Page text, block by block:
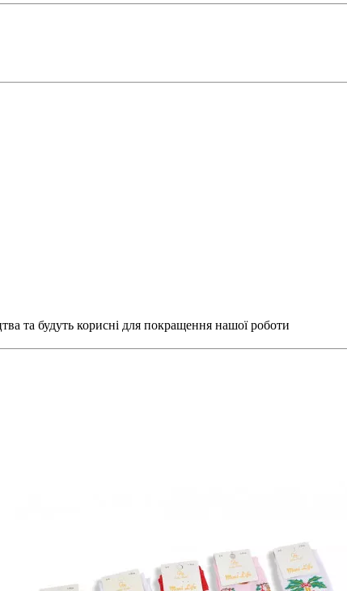
та будуть корисні для покращення нашої роботи